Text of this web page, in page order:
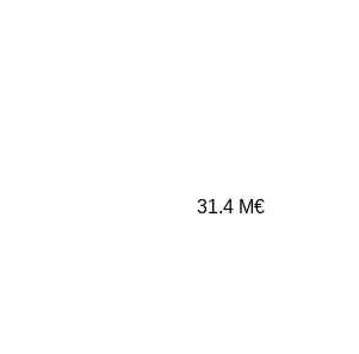
31.4 M€